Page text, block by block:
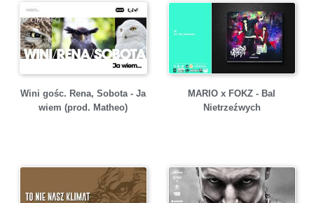
Wini gośc. Rena, Sobota - Ja
wiem (prod. Matheo)
MARIO x FOKZ - Bal
Nietrzeźwych